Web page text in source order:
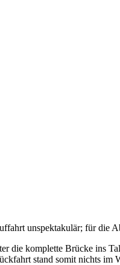
unspektakulär; für die
die komplette Brücke ins
stand somit nichts im